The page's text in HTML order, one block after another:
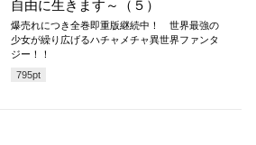
自由に生きます～（５）
爆売れにつき全巻即重版継続中！ 世界最強の
少女が繰り広げるハチャメチャ異世界ファンタ
ジー！！
795pt